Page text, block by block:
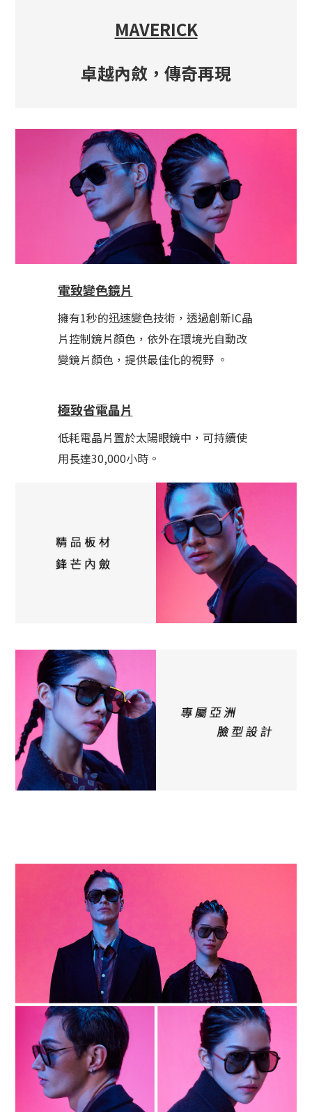
MAVERICK
卓越內斂，傳奇再現
電致變色鏡片
擁有1秒的迅速變色技術，透過創新IC晶
片控制鏡片顏色，依外在環境光自動改
變鏡片顏色，提供最佳化的視野 。
極致省電晶片
低耗電晶片置於太陽眼鏡中，可持續使
用長達30,000小時。